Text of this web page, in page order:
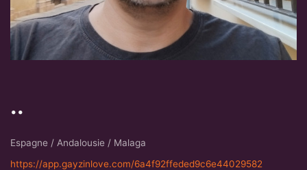
..
Espagne / Andalousie / Malaga
https://app.gayzinlove.com/6a4f92ffeded9c6e44029582